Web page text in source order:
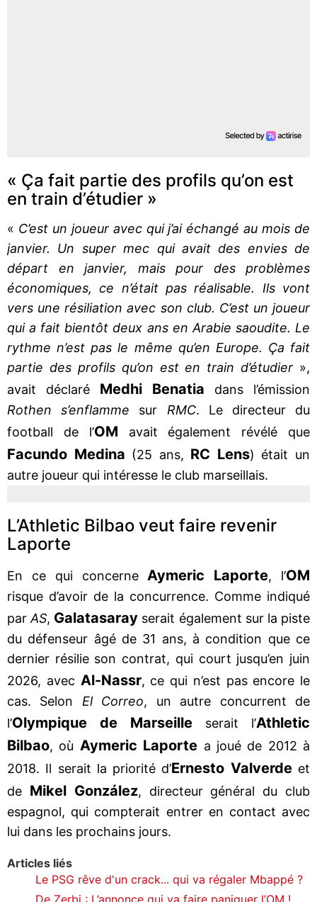
« Ça fait partie des profils qu’on est
en train d’étudier »
« C’est un joueur avec qui j’ai échangé au mois de
janvier. Un super mec qui avait des envies de
départ en janvier, mais pour des problèmes
économiques, ce n’était pas réalisable. Ils vont
vers une résiliation avec son club. C’est un joueur
qui a fait bientôt deux ans en Arabie saoudite. Le
rythme n’est pas le même qu’en Europe. Ça fait
partie des profils qu’on est en train d’étudier »,
avait déclaré Medhi Benatia dans l’émission
Rothen s’enflamme sur RMC. Le directeur du
football de l’OM avait également révélé que
Facundo Medina (25 ans, RC Lens) était un
autre joueur qui intéresse le club marseillais.
L’Athletic Bilbao veut faire revenir
Laporte
En ce qui concerne Aymeric Laporte, l’OM
risque d’avoir de la concurrence. Comme indiqué
parAS, Galatasaray serait également sur la piste
du défenseur âgé de 31 ans, à condition que ce
dernier résilie son contrat, qui court jusqu’en juin
2026, avec Al-Nassr, ce qui n’est pas encore le
cas. Selon El Correo, un autre concurrent de
l’Olympique de Marseille serait l’Athletic
Bilbao, où Aymeric Laporte a joué de 2012 à
2018. Il serait la priorité d’Ernesto Valverdeet
de Mikel González, directeur général du club
espagnol, qui compterait entrer en contact avec
lui dans les prochains jours.
Articles liés
Le PSG rêve d'un crack... qui va régaler Mbappé ?
De Zerbi : L’annonce qui va faire paniquer l’OM !